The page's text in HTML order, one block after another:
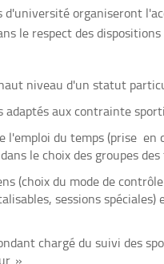
d'université organiseront
le respect des
niveau d'un statut
adaptés aux contrainte
l'emploi du temps (prise
le choix des groupes
(choix du mode de
sessions
chargé du suivi des
»